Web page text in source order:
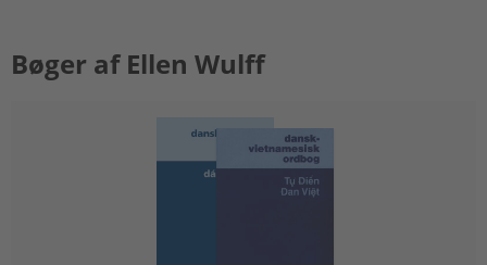
Bøger af Ellen Wulff